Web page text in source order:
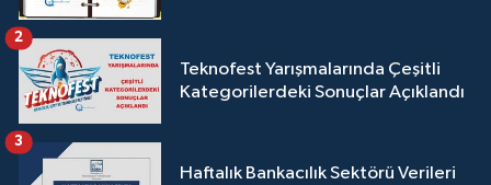
Teknofest Yarışmalarında Çeşitli
Kategorilerdeki Sonuçlar Açıklandı
2
Haftalık Bankacılık Sektörü Verileri
3